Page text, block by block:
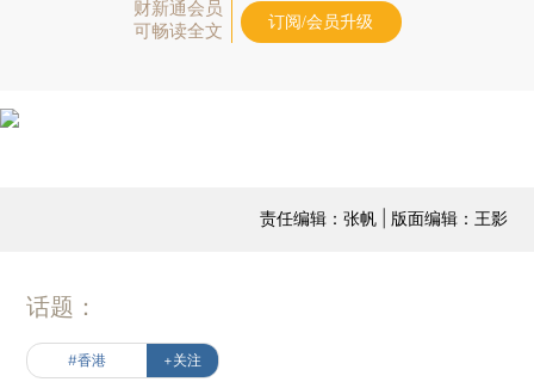
财新通会员
可畅读全文
订阅/会员升级
责任编辑：张帆 | 版面编辑：王影
话题：
#香港 +关注